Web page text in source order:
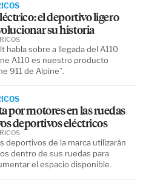
el deportivo ligero
su historia
habla sobre a llegada del A110
A110 es nuestro producto
911 de Alpine”.
por motores en las ruedas
deportivos eléctricos
deportivos de la marca utilizarán
dentro de sus ruedas para
el espacio disponible.